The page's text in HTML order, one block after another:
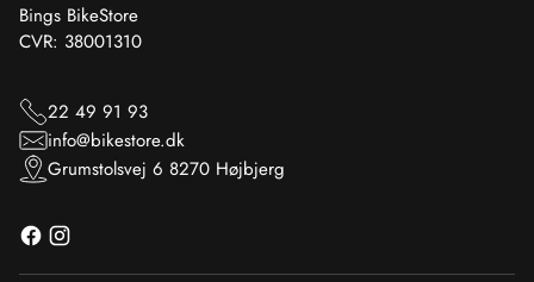
Bings BikeStore
CVR: 38001310
22 49 91 93
info@bikestore.dk
Grumstolsvej 6 8270 Højbjerg